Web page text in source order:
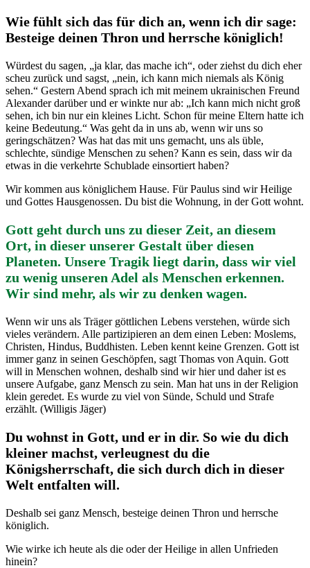
Wie fühlt sich das für dich an, wenn ich dir sage:
Besteige deinen Thron und herrsche königlich!
Würdest du sagen, „ja klar, das mache ich“, oder ziehst du dich eher
scheu zurück und sagst, „nein, ich kann mich niemals als König
sehen.“ Gestern Abend sprach ich mit meinem ukrainischen Freund
Alexander darüber und er winkte nur ab: „Ich kann mich nicht groß
sehen, ich bin nur ein kleines Licht. Schon für meine Eltern hatte ich
keine Bedeutung.“ Was geht da in uns ab, wenn wir uns so
geringschätzen? Was hat das mit uns gemacht, uns als üble,
schlechte, sündige Menschen zu sehen? Kann es sein, dass wir da
etwas in die verkehrte Schublade einsortiert haben?
Wir kommen aus königlichem Hause. Für Paulus sind wir Heilige
und Gottes Hausgenossen. Du bist die Wohnung, in der Gott wohnt.
Gott geht durch uns zu dieser Zeit, an diesem
Ort, in dieser unserer Gestalt über diesen
Planeten. Unsere Tragik liegt darin, dass wir viel
zu wenig unseren Adel als Menschen erkennen.
Wir sind mehr, als wir zu denken wagen.
Wenn wir uns als Träger göttlichen Lebens verstehen, würde sich
vieles verändern. Alle partizipieren an dem einen Leben: Moslems,
Christen, Hindus, Buddhisten. Leben kennt keine Grenzen. Gott ist
immer ganz in seinen Geschöpfen, sagt Thomas von Aquin. Gott
will in Menschen wohnen, deshalb sind wir hier und daher ist es
unsere Aufgabe, ganz Mensch zu sein. Man hat uns in der Religion
klein geredet. Es wurde zu viel von Sünde, Schuld und Strafe
erzählt. (Willigis Jäger)
Du wohnst in Gott, und er in dir. So wie du dich
kleiner machst, verleugnest du die
Königsherrschaft, die sich durch dich in dieser
Welt entfalten will.
Deshalb sei ganz Mensch, besteige deinen Thron und herrsche
königlich.
Wie wirke ich heute als die oder der Heilige in allen Unfrieden
hinein?